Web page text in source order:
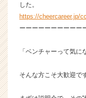
した。
https://cheercareer.jp/
ーーーーーーーーーー
「ベンチャーって気に
そんな方こそ大歓迎で